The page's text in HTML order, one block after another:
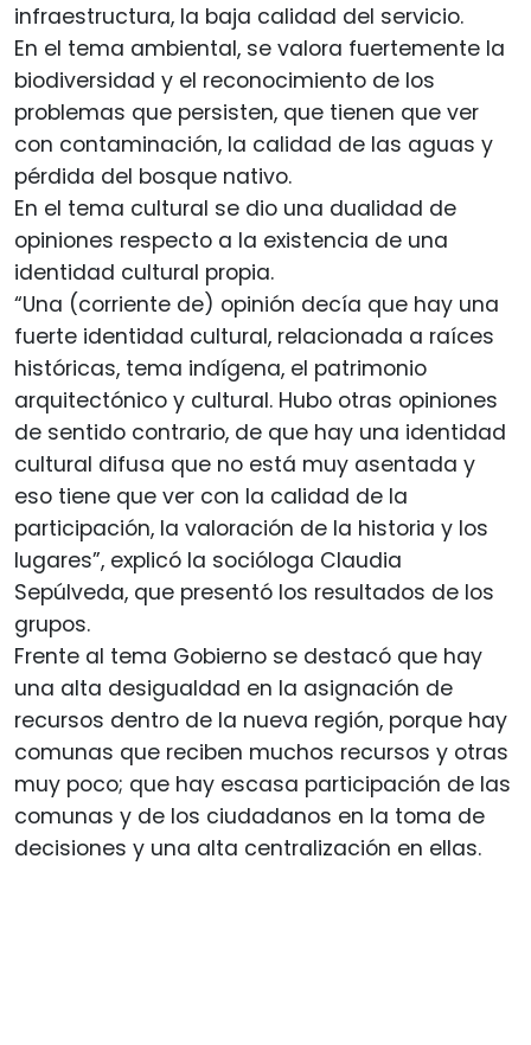
infraestructura, la baja calidad del servicio.
En el tema ambiental, se valora fuertemente la
biodiversidad y el reconocimiento de los
problemas que persisten, que tienen que ver
con contaminación, la calidad de las aguas y
pérdida del bosque nativo.
En el tema cultural se dio una dualidad de
opiniones respecto a la existencia de una
identidad cultural propia.
“Una (corriente de) opinión decía que hay una
fuerte identidad cultural, relacionada a raíces
históricas, tema indígena, el patrimonio
arquitectónico y cultural. Hubo otras opiniones
de sentido contrario, de que hay una identidad
cultural difusa que no está muy asentada y
eso tiene que ver con la calidad de la
participación, la valoración de la historia y los
lugares”, explicó la socióloga Claudia
Sepúlveda, que presentó los resultados de los
grupos.
Frente al tema Gobierno se destacó que hay
una alta desigualdad en la asignación de
recursos dentro de la nueva región, porque hay
comunas que reciben muchos recursos y otras
muy poco; que hay escasa participación de las
comunas y de los ciudadanos en la toma de
decisiones y una alta centralización en ellas.